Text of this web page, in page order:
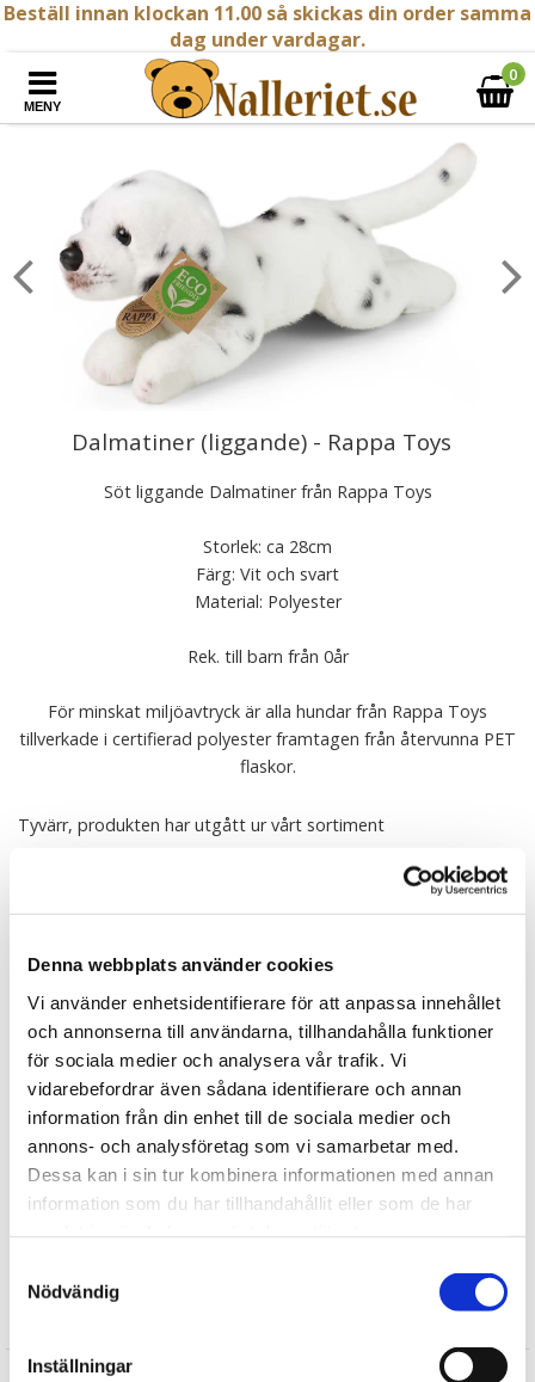
Denna webbplats använder cookies
Vi använder enhetsidentifierare för att anpassa innehållet
och annonserna till användarna, tillhandahålla funktioner
för sociala medier och analysera vår trafik. Vi
vidarebefordrar även sådana identifierare och annan
information från din enhet till de sociala medier och
annons- och analysföretag som vi samarbetar med.
Dessa kan i sin tur kombinera informationen med annan
information som du har tillhandahållit eller som de har
Nödvändig
Inställningar
Beställ innan klockan 11.00 så skickas din order samma
dag under vardagar.
MENY
0
Dalmatiner (liggande) - Rappa Toys
Söt liggande Dalmatiner från Rappa Toys
Storlek: ca 28cm
Färg: Vit och svart
Material: Polyester
Rek. till barn från 0år
För minskat miljöavtryck är alla hundar från Rappa Toys
tillverkade i certifierad polyester framtagen från återvunna PET
flaskor.
Tyvärr, produkten har utgått ur vårt sortiment
Alla mjuka vänner från Rappa Toys är CE-märkta samt testade
och godkända i enlighet med EU's krav på mjuka leksaker
Det innebär bland annat att produkterna inte innehåller några
giftiga ämnen och att alla detaljer, som ex. ögon, är dragsfasta.
Upptäck mer
Mjukisdjur
Hundar Gosedjur